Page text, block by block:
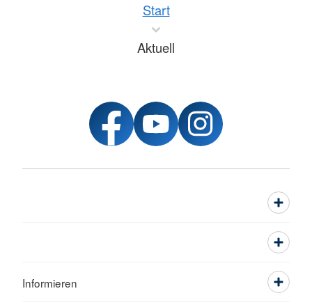
Start
Aktuell
Informieren